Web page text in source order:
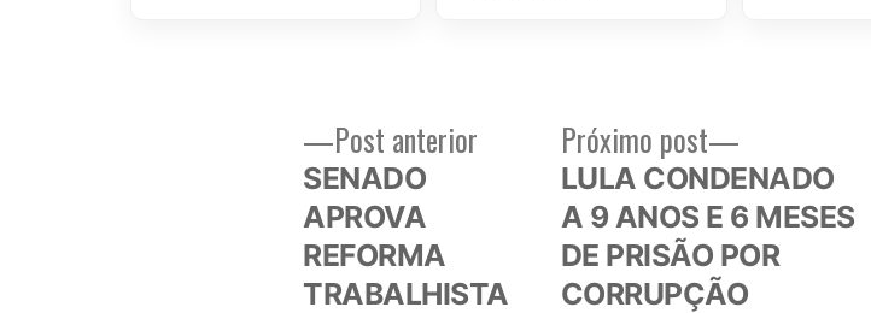
Navegação
Post anterior
anterior:
SENADO
APROVA
REFORMA
TRABALHISTA
Próximo post
Próximo
post:
LULA CONDENADO
A 9 ANOS E 6 MESES
DE PRISÃO POR
CORRUPÇÃO